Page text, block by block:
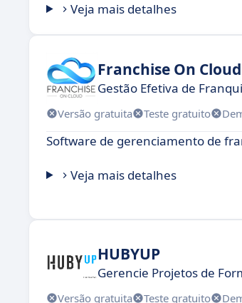
Veja mais detalhes
Franchise On Cloud
Gestão Efetiva de
Versão gratuita Teste gratuito
Software de gerenciamento de
Veja mais detalhes
HUBYUP
Gerencie Projetos de
Versão gratuita Teste gratuito